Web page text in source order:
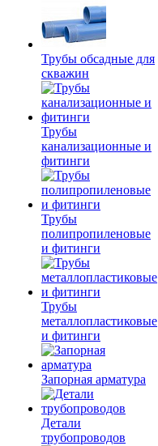
Трубы обсадные для
скважин
Трубы
канализационные и
фитинги
Трубы
полипропиленовые
и фитинги
Трубы
металлопластиковые
и фитинги
Запорная арматура
Детали
трубопроводов